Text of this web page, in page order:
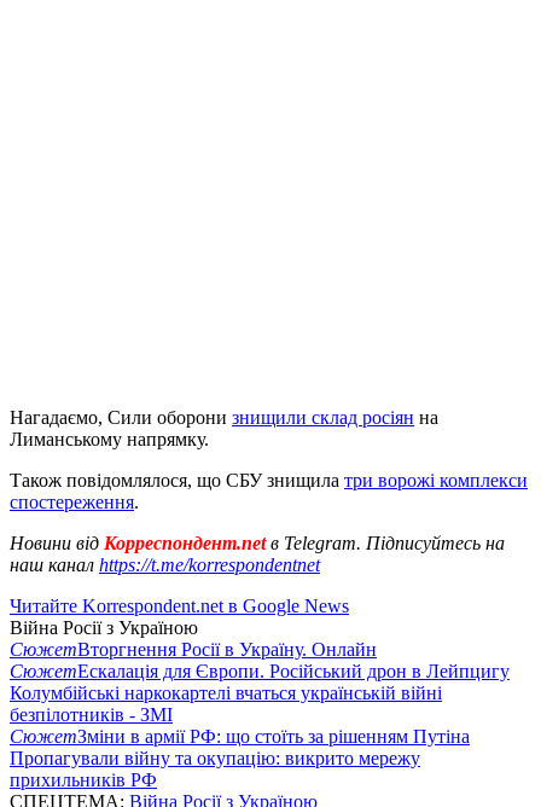
Нагадаємо, Сили оборони знищили склад росіян на
Лиманському напрямку.
Також повідомлялося, що СБУ знищила три ворожі комплекси
спостереження.
Новини від Корреспондент.netв Telegram. Підписуйтесь на
наш канал https://t.me/korrespondentnet
Читайте Korrespondent.net в Google News
Війна Росії з Україною
СюжетВторгнення Росії в Україну. Онлайн
СюжетЕскалація для Європи. Російський дрон в Лейпцигу
Колумбійські наркокартелі вчаться українській війні
безпілотників - ЗМІ
СюжетЗміни в армії РФ: що стоїть за рішенням Путіна
Пропагували війну та окупацію: викрито мережу
прихильників РФ
СПЕЦТЕМА: Війна Росії з Україною